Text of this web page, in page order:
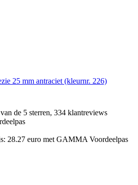
25 mm antraciet (kleurnr. 226)
de 5 sterren, 334 klantreviews
28.27 euro met GAMMA Voordeelpas